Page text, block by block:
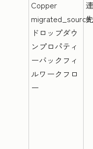
Copper
ドロップダウ
ンプロパティ
ーバックフィ
ルワークフロ
ー
先